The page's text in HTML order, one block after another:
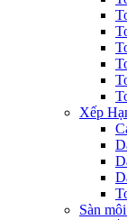
Xếp
Sàn